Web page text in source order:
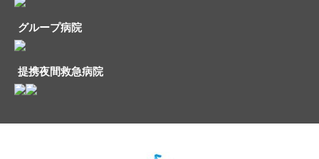
グループ病院
提携夜間救急病院